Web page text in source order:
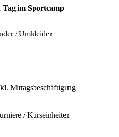
Tag im Sportcamp
/ Umkleiden
Mittagsbeschäftigung
/ Kurseinheiten